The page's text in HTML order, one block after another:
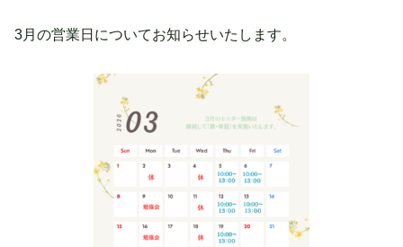
3月の営業日についてお知らせいたします。